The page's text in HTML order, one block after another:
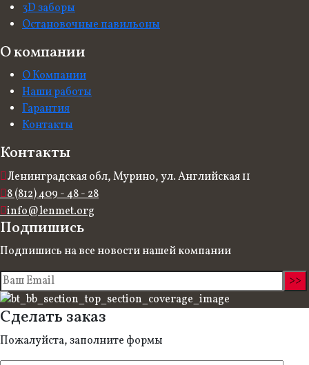
3D заборы
Остановочные павильоны
О компании
О Компании
Наши работы
Гарантия
Контакты
Контакты
Ленинградская обл, Мурино, ул. Английская 11
8 (812) 409 - 48 - 28
info@lenmet.org
Подпишись
Подпишись на все новости нашей компании
Сделать заказ
Пожалуйста, заполните формы